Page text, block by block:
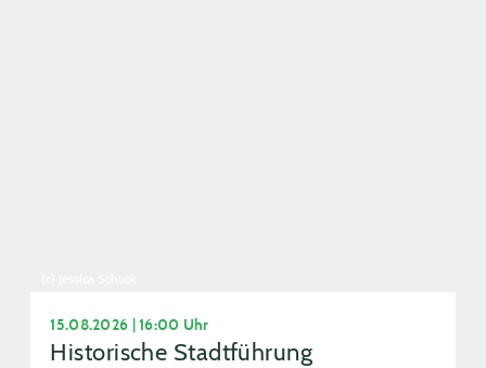
15.08.2026 | 16:00 Uhr
Historische Stadtführung